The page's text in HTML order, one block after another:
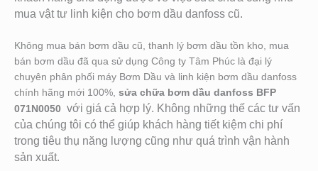
mua vật tư linh kiện cho bơm dầu danfoss cũ.
Không mua bán bơm dầu cũ, thanh lý bơm dầu tồn kho, mua
bán bơm dầu đã qua sử dụng Công ty Tâm Phúc là đại lý
chuyên phân phối máy Bơm Dầu và linh kiện bơm dầu danfoss
chính hãng mới 100%, sửa chữa bơm dầu danfoss BFP
071N0050 với giá cả hợp lý. Không những thế các tư vấn
của chúng tôi có thể giúp khách hàng tiết kiệm chi phí
trong tiêu thụ năng lượng cũng như quá trình vận hành
sản xuất.